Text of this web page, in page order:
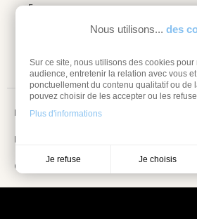
Nous utilisons... des
Sur ce site, nous utilisons des cookies pour
audience, entretenir la relation avec vous
ponctuellement du contenu qualitatif ou de
pouvez choisir de les accepter ou les
Plus d'informations
Je refuse Je choisis
Espace pro
Mentions légales
Information sur les cookies
Conditions Générales de vente